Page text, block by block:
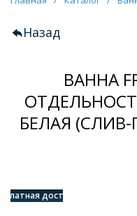
Назад
ВАННА
БЕЛАЯ
доставка